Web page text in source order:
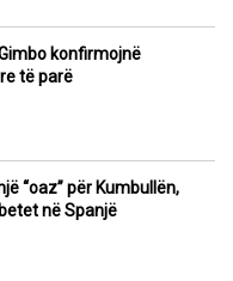
konfirmojnë
të parë
“oaz” për Kumbullën,
në Spanjë